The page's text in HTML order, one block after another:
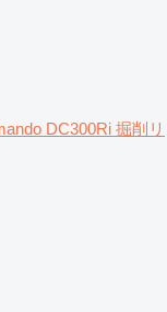
DC300Ri 掘削リ